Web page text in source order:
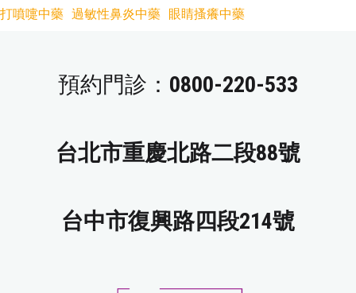
打噴嚏中藥 過敏性鼻炎中藥 眼睛搔癢中藥
預約門診： 0800-220-533
台北市重慶北路二段88號
台中市復興路四段214號